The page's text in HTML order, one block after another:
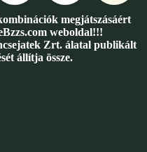
megjátszásáért
weboldal!!!
Zrt. álatal publikált
állítja össze.